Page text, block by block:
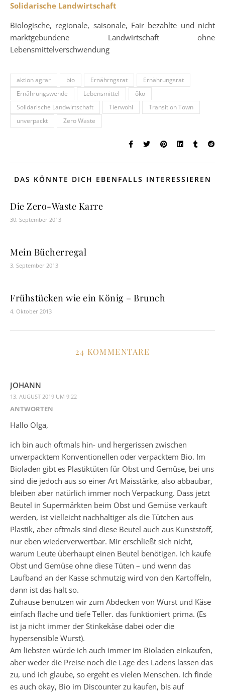
Solidarische Landwirtschaft
Biologische, regionale, saisonale, Fair bezahlte und nicht
marktgebundene Landwirtschaft ohne
Lebensmittelverschwendung
aktion agrar bio Ernährngsrat
Ernährungsrat
Ernährungswende
Lebensmittel
öko
Solidarische Landwirtschaft
Tierwohl
Transition Town
unverpackt
Zero Waste
DAS KÖNNTE DICH EBENFALLS INTERESSIEREN
Die Zero-Waste Karre
30. September 2013
Mein Bücherregal
3. September 2013
Frühstücken wie ein König – Brunch
4. Oktober 2013
24 KOMMENTARE
JOHANN
13. AUGUST 2019 UM 9:22
ANTWORTEN
Hallo Olga,
ich bin auch oftmals hin- und hergerissen zwischen
unverpacktem Konventionellen oder verpacktem Bio. Im
Bioladen gibt es Plastiktüten für Obst und Gemüse, bei uns
sind die jedoch aus so einer Art Maisstärke, also abbaubar,
bleiben aber natürlich immer noch Verpackung. Dass jetzt
Beutel in Supermärkten beim Obst und Gemüse verkauft
werden, ist vielleicht nachhaltiger als die Tütchen aus
Plastik, aber oftmals sind diese Beutel auch aus Kunststoff,
nur eben wiederverwertbar. Mir erschließt sich nicht,
warum Leute überhaupt einen Beutel benötigen. Ich kaufe
Obst und Gemüse ohne diese Tüten – und wenn das
Laufband an der Kasse schmutzig wird von den Kartoffeln,
dann ist das halt so.
Zuhause benutzen wir zum Abdecken von Wurst und Käse
einfach flache und tiefe Teller. das funktioniert prima. (Es
ist ja nicht immer der Stinkekäse dabei oder die
hypersensible Wurst).
Am liebsten würde ich auch immer im Bioladen einkaufen,
aber weder die Preise noch die Lage des Ladens lassen das
zu, und ich glaube, so ergeht es vielen Menschen. Ich finde
es auch okay, Bio im Discounter zu kaufen, bis auf